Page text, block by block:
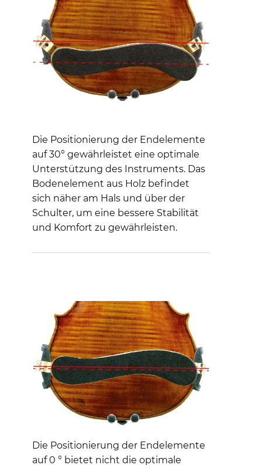
Die Positionierung der Endelemente
auf 30° gewährleistet eine optimale
Unterstützung des Instruments. Das
Bodenelement aus Holz befindet
sich näher am Hals und über der
Schulter, um eine bessere Stabilität
und Komfort zu gewährleisten.
Die Positionierung der Endelemente
auf 0 ° bietet nicht die optimale